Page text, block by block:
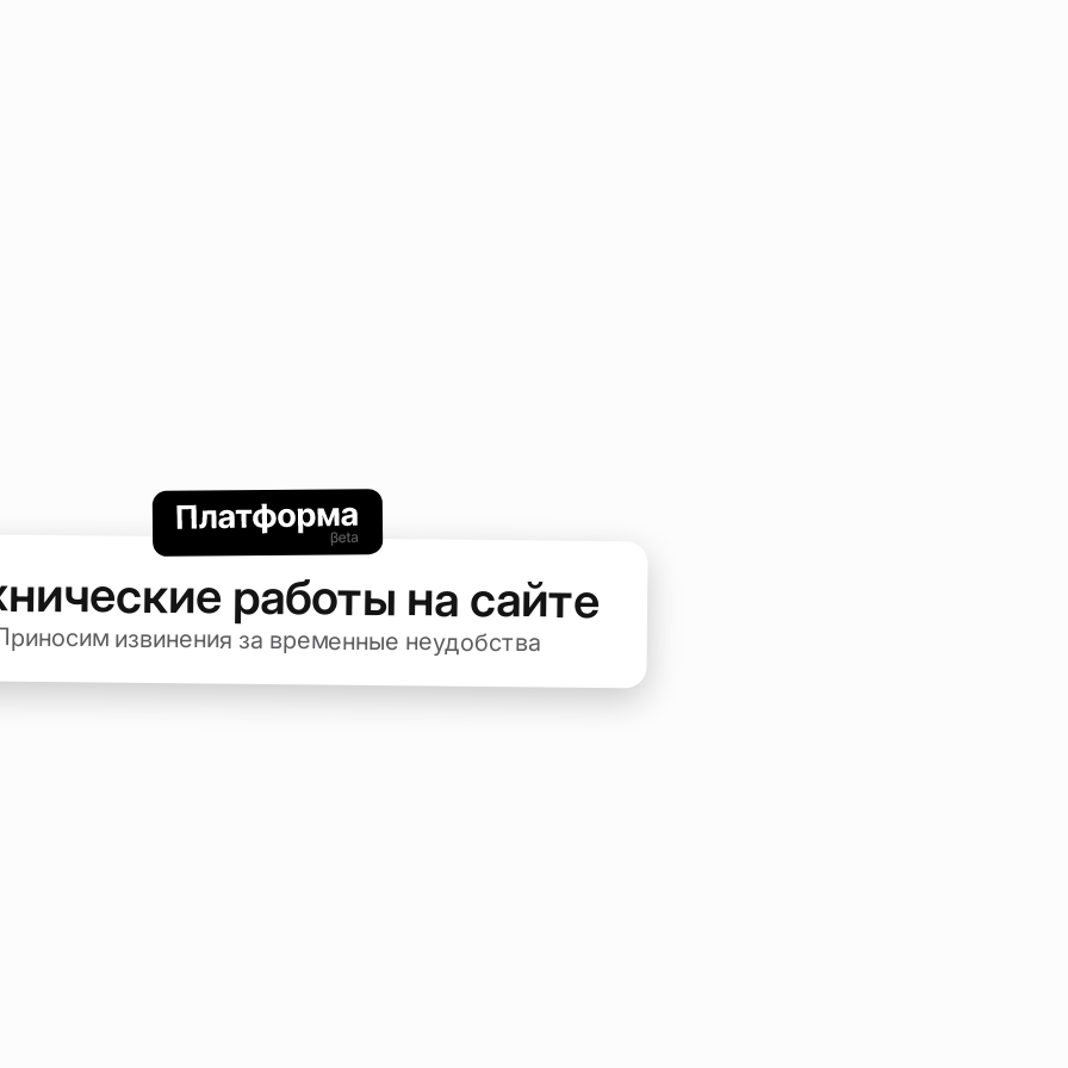
работы на сайте
извинения за временные неудобства